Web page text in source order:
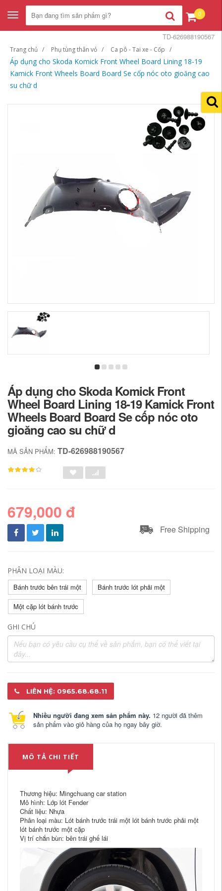
Toggle
navigation
0
Trang chủ Phụ tùng thân vỏ Ca pô - Tai xe - Cốp
Áp dụng cho Skoda Komick Front Wheel Board Lining 18-19
Kamick Front Wheels Board Board Se cốp nóc oto gioăng cao
su chữ d
TD-626988190567
Áp dụng cho Skoda Komick Front
Wheel Board Lining 18-19 Kamick Front
Wheels Board Board Se cốp nóc oto
gioăng cao su chữ d
MÃ SẢN PHẨM: TD-626988190567
679,000 đ
Free Shipping
PHÂN LOẠI MÀU:
Bánh trước bên trái một
Bánh trước lót phải một
Một cặp lót bánh trước
GHI CHÚ
LIÊN HỆ: 0965.68.68.11
Nhiều người đang xem sản phẩm này. 12 người đã thêm
sản phẩm vào giỏ hàng của họ ngay bây giờ.
MÔ TẢ CHI TIẾT
Thương hiệu: Mingchuang car station
Mô hình: Lớp lót Fender
Chất liệu: Nhựa
Phân loại màu: Lót bánh trước trái một lót bánh trước phải một
lót bánh trước một cặp
Vị trí chắn bùn: bên trái ghế lái